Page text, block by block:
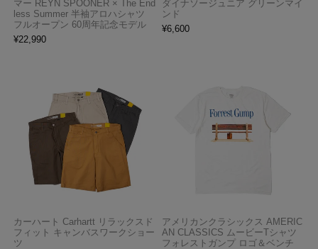
マー REYN SPOONER × The End
less Summer 半袖アロハシャツ
フルオープン 60周年記念モデル
¥22,990
ダイナソージュニア グリーンマイ
ンド
¥6,600
カーハート Carhartt リラックスド
フィット キャンバスワークショー
ツ
アメリカンクラシックス AMERIC
AN CLASSICS ムービーTシャツ
フォレストガンプ ロゴ＆ベンチ